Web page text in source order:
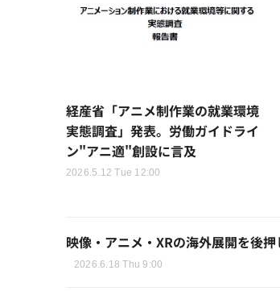
経産省「アニメ制作業の就業環境
実態調査」発表。労働ガイドライ
ン"アニ適"創設に言及
2026.5.12 Tue 12:00
映像・アニメ・XRの海外展開を後
2026.6.18 Thu 9:00